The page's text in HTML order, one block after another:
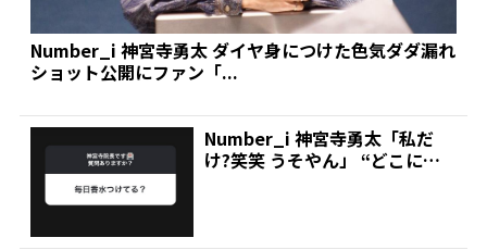
Number_i 神宮寺勇太 ダイヤ身につけた色気ダダ漏れ
ショット公開にファン「...
Number_i 神宮寺勇太「私だ
け?笑笑 うそやん」 “どこに香